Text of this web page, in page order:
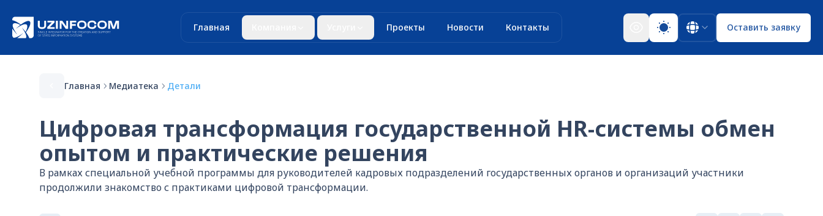
Главная Проекты Новости Контакты Оставить заявку
Главная Медиатека Детали
Цифровая трансформация государственной HR-системы обмен
опытом и практические решения
В рамках специальной учебной программы для руководителей кадровых подразделений государственных органов и организаций участники
продолжили знакомство с практиками цифровой трансформации.